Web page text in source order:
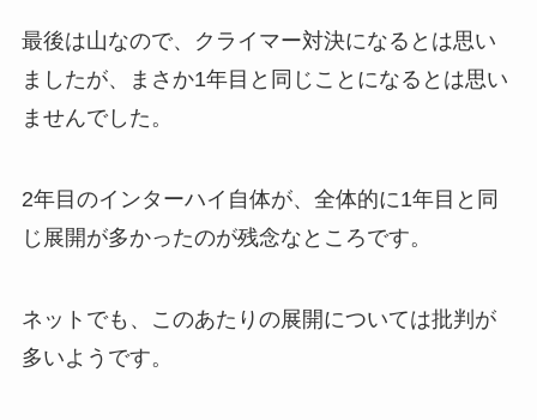
最後は山なので、クライマー対決になるとは思い
ましたが、まさか1年目と同じことになるとは思い
ませんでした。
2年目のインターハイ自体が、全体的に1年目と同
じ展開が多かったのが残念なところです。
ネットでも、このあたりの展開については批判が
多いようです。